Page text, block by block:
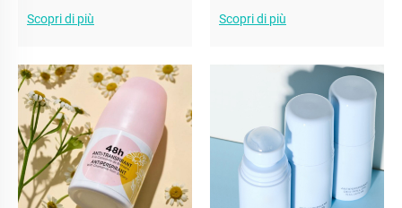
capelluto: un nuovo
segmento di mercato
Scopri di più
flaconi con rullo su
misura per distinguersi
Scopri di più